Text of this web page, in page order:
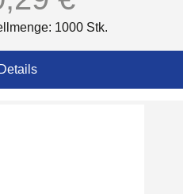
1000 Stk.
Details